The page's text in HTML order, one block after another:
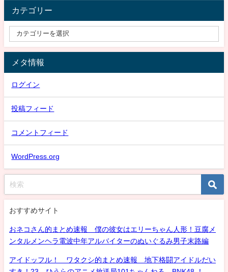
カテゴリー
メタ情報
ログイン
投稿フィード
コメントフィード
WordPress.org
おすすめサイト
おネコさん的まとめ速報 僕の彼女はエリーちゃん人形！豆腐メ
ンタルメンヘラ電波中年アルバイターのぬいぐるみ男子末路編
アイドッフル！ ワタクシ的まとめ速報 地下格闘アイドルだい